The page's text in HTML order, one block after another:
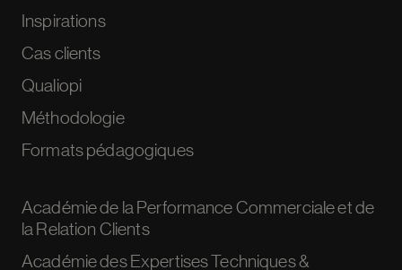
Inspirations
Cas clients
Qualiopi
Méthodologie
Formats pédagogiques
Académie de la Performance Commerciale et de
la Relation Clients
Académie des Expertises Techniques &